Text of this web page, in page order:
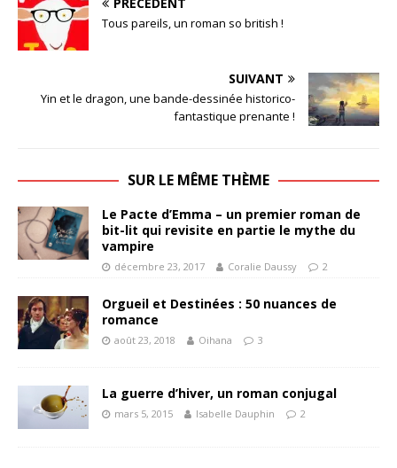
Tous pareils, un roman so british !
SUIVANT
Yin et le dragon, une bande-dessinée historico-
fantastique prenante !
SUR LE MÊME THÈME
Le Pacte d’Emma – un premier roman de
bit-lit qui revisite en partie le mythe du
vampire
décembre 23, 2017 Coralie Daussy 2
Orgueil et Destinées : 50 nuances de
romance
août 23, 2018 Oihana 3
La guerre d’hiver, un roman conjugal
mars 5, 2015 Isabelle Dauphin 2